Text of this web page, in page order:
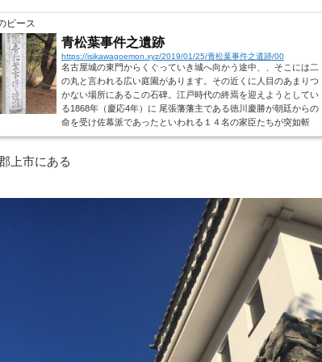
ピース
青松葉事件之遺跡
https://isikawagoemon.xyz/2019/01/25/青松葉事件之遺跡/00
名古屋城の東門からくぐっていき城へ向かう途中、、そこには二
の丸と言われる広い庭園があります。その近くに人目のあまりつ
かない場所にあるこの石碑。江戸時代の終焉を迎えようとしてい
る1868年（慶応4年）に 尾張藩藩主である徳川慶勝が朝廷からの
命を受け佐幕派であったといわれる１４名の家臣たちが突如斬
首、切腹させられます。 その処罰を受けた中心人物が尾張藩家老
かつて「槍の半蔵」として戦国の時代から徳川家康に仕えて 徳川
上市にある